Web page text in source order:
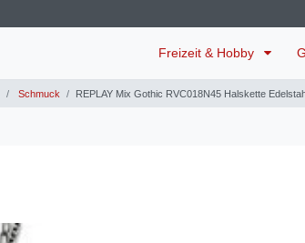
Freizeit & Hobby
Schmuck REPLAY Mix Gothic RVC018N45 Halskette